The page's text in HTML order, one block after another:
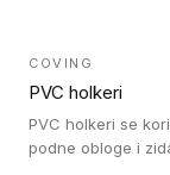
rešenje).
COVING
PVC holkeri
PVC holkeri se
podne obloge i